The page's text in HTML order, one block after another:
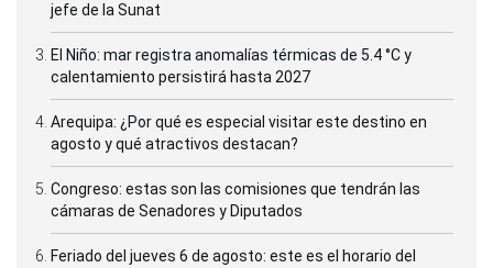
jefe de la Sunat
El Niño: mar registra anomalías térmicas de 5.4 °C y
calentamiento persistirá hasta 2027
Arequipa: ¿Por qué es especial visitar este destino en
agosto y qué atractivos destacan?
Congreso: estas son las comisiones que tendrán las
cámaras de Senadores y Diputados
Feriado del jueves 6 de agosto: este es el horario del